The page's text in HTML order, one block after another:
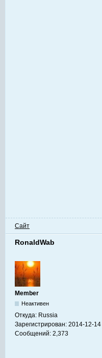
Сайт
RonaldWab
Member
Неактивен
Откуда: Russia
Зарегистрирован: 2014-12-14
Сообщений: 2,373